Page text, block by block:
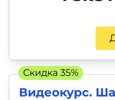
Видеокурс.
Скидка 35%